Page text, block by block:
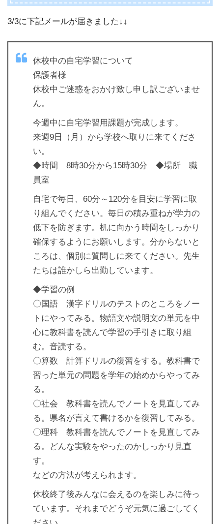
3/3に下記メールが届きました↓↓
休校中の自宅学習について
保護者様
休校中ご迷惑をおかけ致し申し訳ございませ
ん。
今週中に自宅学習用課題が完成します。
来週9日（月）から学校へ取りに来てくださ
い。
◆時間 8時30分から15時30分 ◆場所 職
員室
自宅で毎日、60分～120分を目安に学習に取
り組んでください。毎日の積み重ねが学力の
低下を防ぎます。机に向かう時間をしっかり
確保するようにお願いします。分からないと
ころは、個別に質問しに来てください。先生
たちは誰かしら出勤しています。
◆学習の例
〇国語 漢字ドリルのテストのところをノー
トにやってみる。物語文や説明文の単元を中
心に教科書を読んで学習の手引きに取り組
む。音読する。
〇算数 計算ドリルの復習をする。教科書で
習った単元の問題を学年の始めからやってみ
る。
〇社会 教科書を読んでノートを見直してみ
る。県名が言えて書けるかを復習してみる。
〇理科 教科書を読んでノートを見直してみ
る。どんな実験をやったのかしっかり見直
す。
などの方法が考えられます。
休校終了後みんなに会えるのを楽しみに待っ
ています。それまでどうぞ元気に過ごしてく